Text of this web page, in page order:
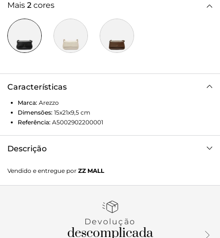
Mais 2 cores
Características
Marca: Arezzo
Dimensões: 15x21x9,5 cm
Referência: A5002902200001
Descrição
estruturado e laterais arredondadas. Traz alça curta com
detalhe em metais, fecho em tampo frontal e imãs
nome da marca na capa frontal.
Vendido e entregue por ZZ MALL
Devolução
descomplicada